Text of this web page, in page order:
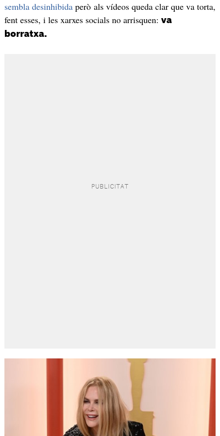
sembla desinhibidaperò als vídeos queda clar que va torta,
fent esses, i les xarxes socials no arrisquen: va
borratxa.